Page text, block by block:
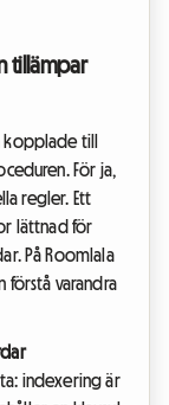
tillämpar
kopplade till
För ja,
regler. Ett
lättnad för
På Roomlala
förstå varandra
indexering är